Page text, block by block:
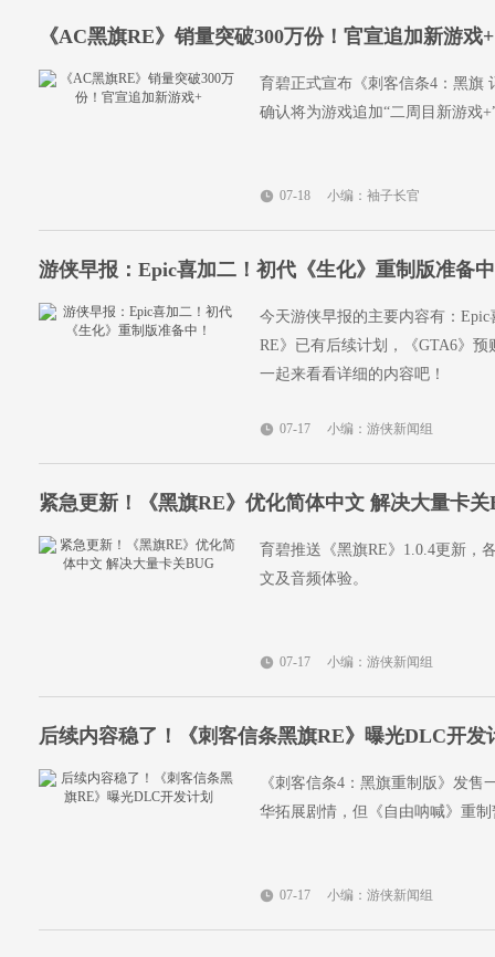
《AC黑旗RE》销量突破300万份！官宣追加新游戏+
育碧正式宣布《刺客信条4：黑旗
确认将为游戏追加“二周目新游戏
07-18 小编：袖子长官
游侠早报：Epic喜加二！初代《生化》重制版准备
今天游侠早报的主要内容有：
RE》已有后续计划，《GTA6》
一起来看看详细的内容吧！
07-17 小编：游侠新闻组
紧急更新！《黑旗RE》优化简体中文 解决大量卡关
育碧推送《黑旗RE》1.0.4更新，
文及音频体验。
07-17 小编：游侠新闻组
后续内容稳了！《刺客信条黑旗RE》曝光DLC开发
《刺客信条4：黑旗重制版》发
华拓展剧情，但《自由呐喊》重
07-17 小编：游侠新闻组